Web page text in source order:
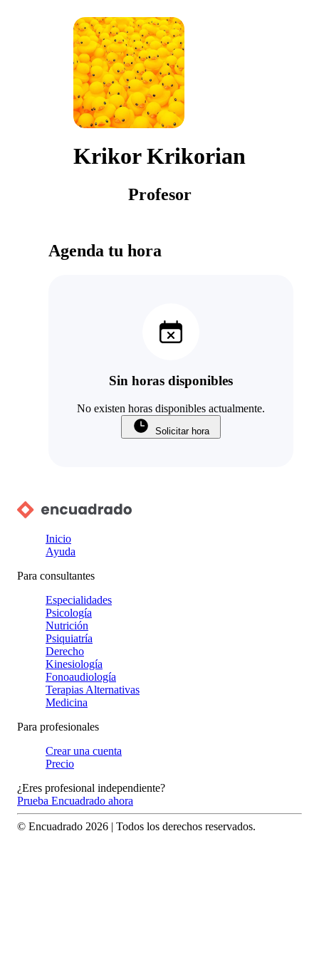
Krikor Krikorian
Profesor
Agenda tu hora
Sin horas disponibles
No existen horas disponibles actualmente.
Solicitar hora
Inicio
Ayuda
Para consultantes
Especialidades
Psicología
Nutrición
Psiquiatría
Derecho
Kinesiología
Fonoaudiología
Terapias Alternativas
Medicina
Para profesionales
Crear una cuenta
Precio
¿Eres profesional independiente?
Prueba Encuadrado ahora
© Encuadrado 2026 | Todos los derechos reservados.